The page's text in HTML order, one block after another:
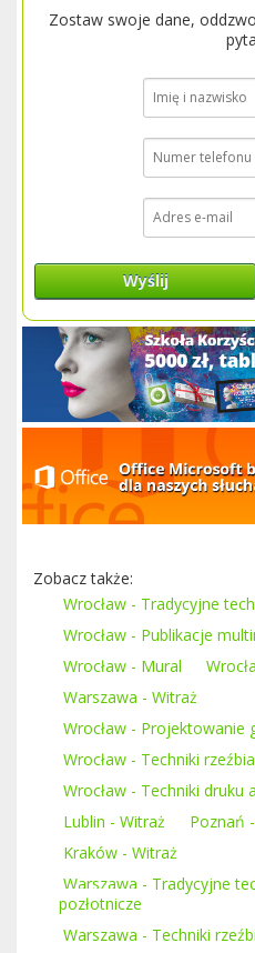
Zostaw swoje dane,
Wyślij
Zobacz także:
Wrocław - Tradycyjne
Wrocław - Publikacje
Wrocław - Mural
Warszawa - Witraż
Wrocław - Projektowanie
Wrocław - Techniki
Wrocław - Techniki druku
Lublin - Witraż
Poznań
Kraków - Witraż
Warszawa - Tradycyjne
pozłotnicze
Warszawa - Techniki